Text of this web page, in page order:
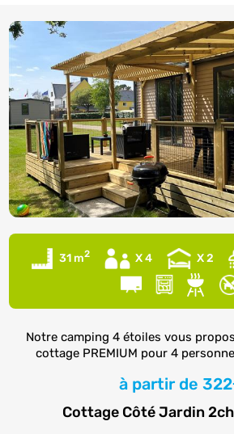
31 m2 X 4 X 2
Notre camping 4 étoiles vous
cottage PREMIUM pour 4
à partir de
Cottage Côté Jardin